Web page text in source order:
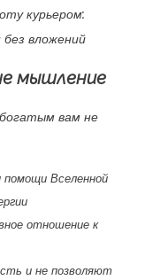
курьером:
вложений
мышление
вам не
помощи Вселенной
отношение к
и не позволяют